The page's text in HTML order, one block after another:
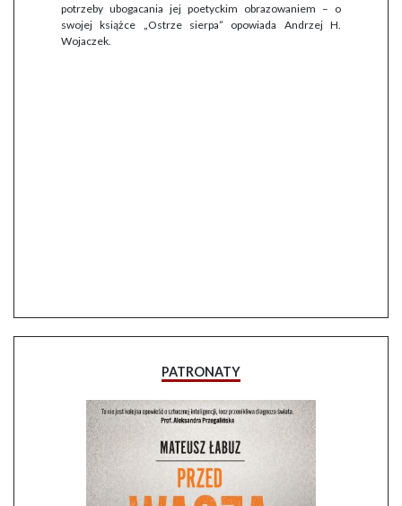
potrzeby ubogacania jej poetyckim obrazowaniem – o
swojej książce „Ostrze sierpa” opowiada Andrzej H.
Wojaczek.
PATRONATY